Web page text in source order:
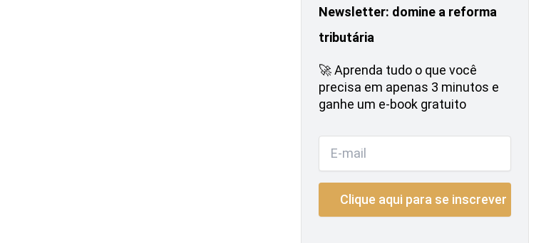
Newsletter: domine a reforma
tributária
🚀 Aprenda tudo o que você
precisa em apenas 3 minutos e
ganhe um e-book gratuito